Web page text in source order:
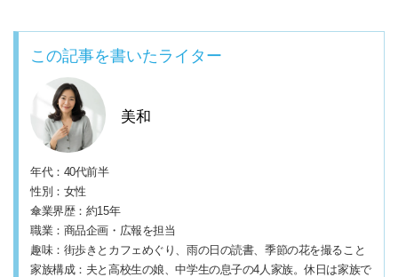
この記事を書いたライター
美和
年代：40代前半
性別：女性
傘業界歴：約15年
職業：商品企画・広報を担当
趣味：街歩きとカフェめぐり、雨の日の読書、季節の花を撮ること
家族構成：夫と高校生の娘、中学生の息子の4人家族。休日は家族で